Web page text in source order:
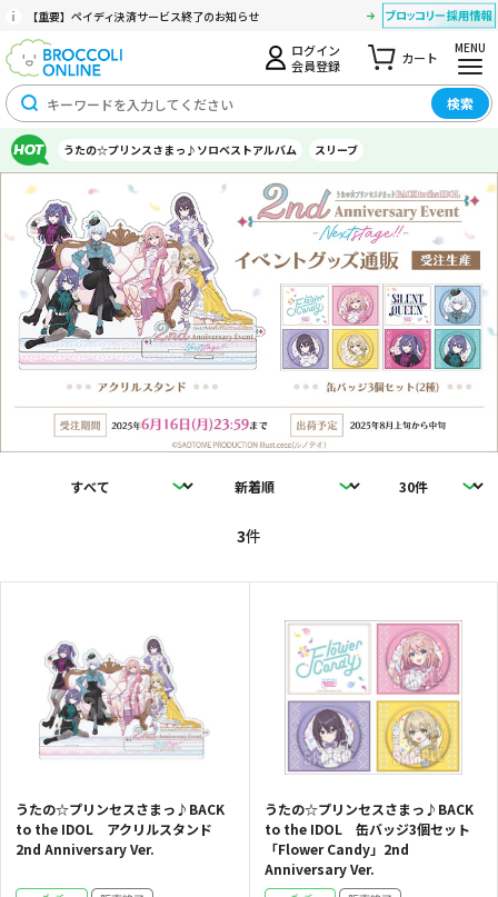
【重要】ペイディ決済サービス終了のお知らせ
ログイン
会員登録
カート
MENU
検索
うたの☆プリンスさまっ♪ソロベストアルバム スリーブ
3件
うたの☆プリンセスさまっ♪BACK
to the IDOL アクリルスタンド
2nd Anniversary Ver.
うたの☆プリンセスさまっ♪BACK
to the IDOL 缶バッジ3個セット
「Flower Candy」2nd
Anniversary Ver.